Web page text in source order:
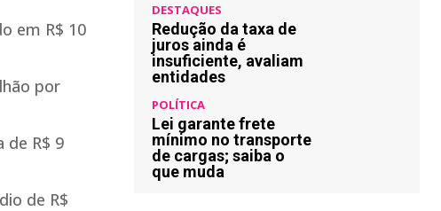
em R$ 10
por
de R$ 9
de R$
DESTAQUES
Redução da taxa de
juros ainda é
insuficiente, avaliam
entidades
POLÍTICA
Lei garante frete
mínimo no transporte
de cargas; saiba o
que muda